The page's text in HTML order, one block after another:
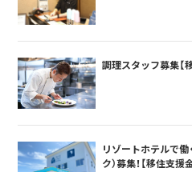
調理スタッフ募集【
リゾートホテルで働
ク）募集！【移住支援